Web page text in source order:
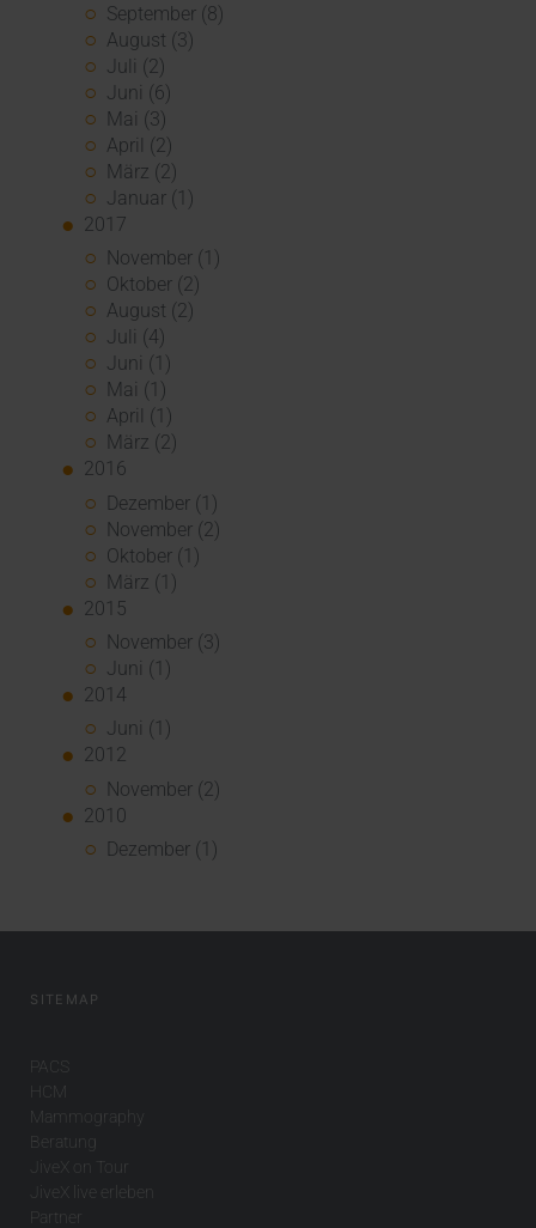
September (8)
August (3)
Juli (2)
Juni (6)
Mai (3)
April (2)
März (2)
Januar (1)
2017
November (1)
Oktober (2)
August (2)
Juli (4)
Juni (1)
Mai (1)
April (1)
März (2)
2016
Dezember (1)
November (2)
Oktober (1)
März (1)
2015
November (3)
Juni (1)
2014
Juni (1)
2012
November (2)
2010
Dezember (1)
SITEMAP
PACS
HCM
Mammography
Beratung
JiveX on Tour
JiveX live erleben
Partner